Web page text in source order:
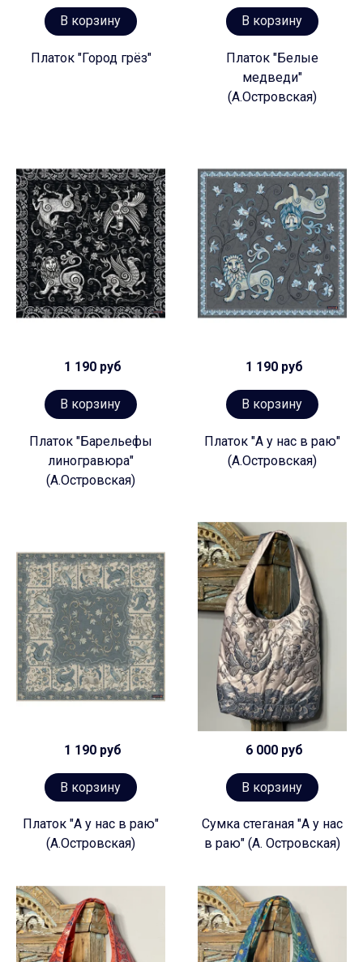
В корзину
Платок "Город грёз"
В корзину
Платок "Белые
медведи"
(А.Островская)
1 190 руб
В корзину
Платок "Барельефы
линогравюра"
(А.Островская)
1 190 руб
В корзину
Платок "А у нас в раю"
(А.Островская)
1 190 руб
В корзину
Платок "А у нас в раю"
(А.Островская)
6 000 руб
В корзину
Сумка стеганая "А у нас
в раю" (А. Островская)